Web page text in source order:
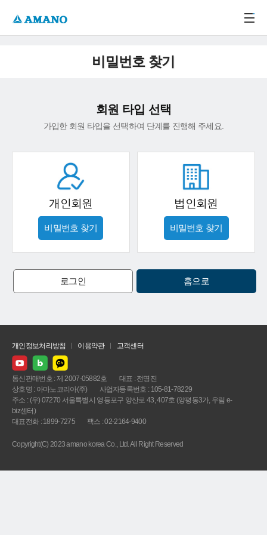
비밀번호 찾기
회원 타입 선택
가입한 회원 타입을 선택하여 단계를 진행해 주세요.
개인회원
비밀번호 찾기
법인회원
비밀번호 찾기
로그인 홈으로
개인정보처리방침 이용약관 고객센터
통신판매번호 : 제 2007-05882호
대표 : 전명진
상호명 : 아마노코리아(주)
사업자등록번호 : 105-81-78229
주소 : (우) 07270 서울특별시 영등포구 양산로 43, 407호 (양평동3가, 우림 e-
biz센터)
대표전화 : 1899-7275
팩스 : 02-2164-9400
Copyright(C) 2023 amano korea Co., Ltd. All Right Reserved